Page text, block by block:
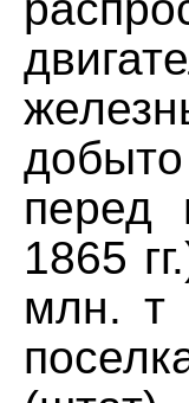
перед
1865
млн. т